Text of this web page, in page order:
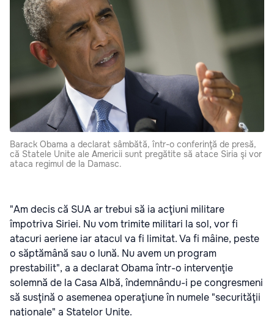
Barack Obama a declarat sâmbătă, într-o conferinţă de presă,
că Statele Unite ale Americii sunt pregătite să atace Siria şi vor
ataca regimul de la Damasc.
"Am decis că SUA ar trebui să ia acţiuni militare
împotriva Siriei. Nu vom trimite militari la sol, vor fi
atacuri aeriene iar atacul va fi limitat. Va fi mâine, peste
o săptămână sau o lună. Nu avem un program
prestabilit", a a declarat Obama într-o intervenţie
solemnă de la Casa Albă, îndemnându-i pe congresmeni
să susţină o asemenea operaţiune în numele "securităţii
naţionale" a Statelor Unite.